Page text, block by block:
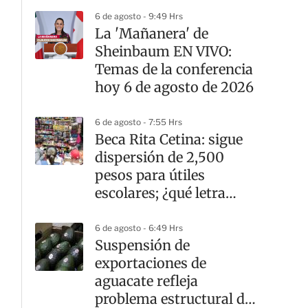
6 de agosto - 9:49 Hrs
La 'Mañanera' de
Sheinbaum EN VIVO:
Temas de la conferencia
hoy 6 de agosto de 2026
6 de agosto - 7:55 Hrs
Beca Rita Cetina: sigue
dispersión de 2,500
pesos para útiles
escolares; ¿qué letra
6 de agosto - 6:49 Hrs
Suspensión de
exportaciones de
aguacate refleja
problema estructural de